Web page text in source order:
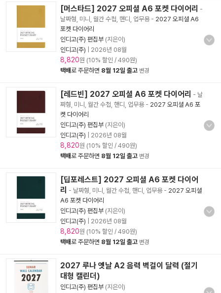
[머스타드] 2027 오피셜 A6 포켓 다이어리 -
날짜형, 미니, 월간 수첩, 핸디, 업무용- 2027 오피셜 A6
포켓 다이어리
인디고(주) 편집부 (지은이)
인디고(주)
2026년 08월
8,820원 (10% 할인 / 490원)
택배로 주문하면 8월 12일 출고 변경
[레드빈] 2027 오피셜 A6 포켓 다이어리 - 날
짜형, 미니, 월간 수첩, 핸디, 업무용- 2027 오피셜 A6 포
켓 다이어리
인디고(주) 편집부 (지은이)
인디고(주)
2026년 08월
8,820원 (10% 할인 / 490원)
택배로 주문하면 8월 12일 출고 변경
[딥포레스트] 2027 오피셜 A6 포켓 다이어
리 - 날짜형, 미니, 월간 수첩, 핸디, 업무용- 2027 오피셜
A6 포켓 다이어리
인디고(주) 편집부 (지은이)
인디고(주)
2026년 08월
8,820원 (10% 할인 / 490원)
택배로 주문하면 8월 12일 출고 변경
2027 루나 옛날 A2 음력 벽걸이 달력 (절기
대형 캘린더)
인디고(주) 편집부 (지은이)